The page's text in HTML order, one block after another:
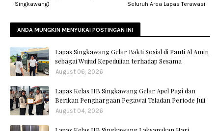
Seluruh Area Lapas Terawasi
Singkawang)
ANDA MUNGKIN MENYUKAI POSTINGAN INI
Lapas Singkawang Gelar Bakti Sosial di Panti Al Amin
sebagai Wujud Kepedulian terhadap Sesama
August 06, 2026
Lapas Kelas IIB Singkawang Gelar Apel Pagi dan
Berikan Penghargaan Pegawai Teladan Periode Juli
August 04, 2026